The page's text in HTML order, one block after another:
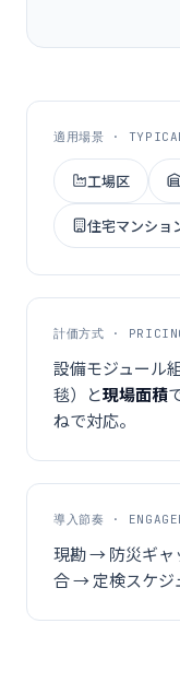
適用場景 ·
工場区
住宅マンショ
計価方式 ·
設備モジュール
毯）と現場面積
ねで対応。
導入節奏 ·
現勘 → 防災ギ
合 → 定検スケジ